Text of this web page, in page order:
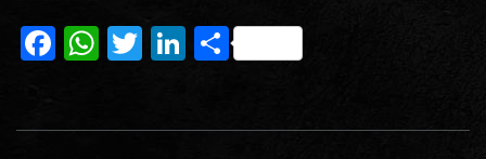
Facebook
WhatsApp
Twitter
LinkedIn
Partajează